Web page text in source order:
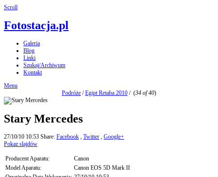
Scroll
Fotostacja.pl
Galeria
Blog
Linki
Szukaj/Archiwum
Kontakt
Menu
Podróże /Egipt Retaba 2010 / (34 of 40)
Stary Mercedes
27/10/10 10:53 Share: Facebook , Twitter , Google+
Pokaz slajdów
Producent Aparatu:
Canon
Model Aparatu:
Canon EOS 5D Mark II